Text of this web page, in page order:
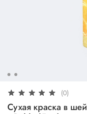
(0)
Сухая краска в